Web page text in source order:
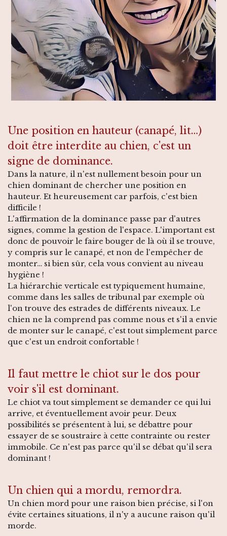
Une position en hauteur (canapé, lit…)
doit être interdite au chien, c'est un
signe de dominance.
Dans la nature, il n'est nullement besoin pour un
chien dominant de chercher une position en
hauteur. Et heureusement car parfois, c'est bien
difficile !
L'affirmation de la dominance passe par d'autres
signes, comme la gestion de l'espace. L'important est
donc de pouvoir le faire bouger de là où il se trouve,
y compris sur le canapé, et non de l'empêcher de
monter… si bien sûr, cela vous convient au niveau
hygiène !
La hiérarchie verticale est typiquement humaine,
comme dans les salles de tribunal par exemple où
l'on trouve des estrades de différents niveaux. Le
chien ne la comprend pas comme nous et s'il a envie
de monter sur le canapé, c'est tout simplement parce
que c'est un endroit confortable !
Il faut mettre le chiot sur le dos pour
voir s'il est dominant.
Le chiot va tout simplement se demander ce qui lui
arrive, et éventuellement avoir peur. Deux
possibilités se présentent à lui, se débattre pour
essayer de se soustraire à cette contrainte ou rester
immobile. Ce n'est pas parce qu'il se débat qu'il sera
dominant !
Un chien qui a mordu, remordra.
Un chien mord pour une raison bien précise, si l'on
évite certaines situations, il n'y a aucune raison qu'il
morde.